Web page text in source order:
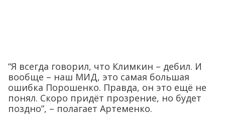
“Я всегда говорил, что Климкин – дебил. И
вообще – наш МИД, это самая большая
ошибка Порошенко. Правда, он это ещё не
понял. Скоро придёт прозрение, но будет
поздно”, – полагает Артеменко.